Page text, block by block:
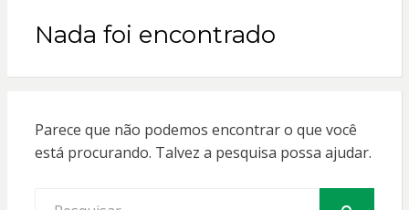
Nada foi encontrado
Parece que não podemos encontrar o que você
está procurando. Talvez a pesquisa possa ajudar.